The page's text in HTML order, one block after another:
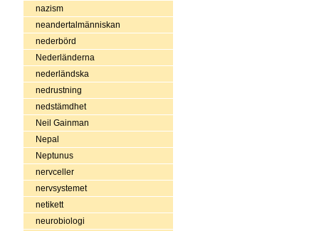
nazism
neandertalmänniskan
nederbörd
Nederländerna
nederländska
nedrustning
nedstämdhet
Neil Gainman
Nepal
Neptunus
nervceller
nervsystemet
netikett
neurobiologi